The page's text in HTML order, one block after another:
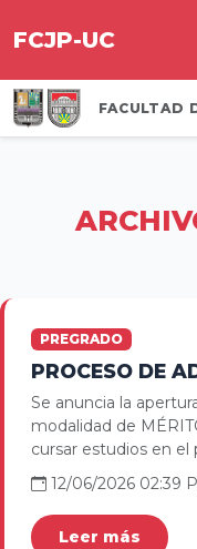
FCJP-UC
FACULTAD
PREGRADO
PROCESO DE
Se anuncia la
modalidad de
cursar estudios en el
12/06/2026 02:39
Leer más